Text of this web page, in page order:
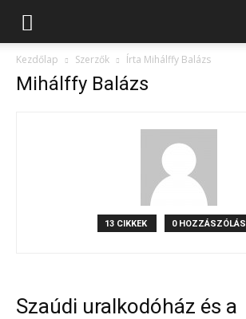
Kezdőlap Szerzők Írta Mihálffy Balázs
Mihálffy Balázs
13 CIKKEK 0 HOZZÁSZÓLÁS
Szaúdi uralkodóház és a